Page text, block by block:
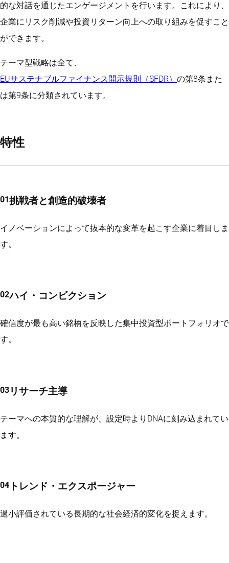
的な対話を通じたエンゲージメントを行います。これにより、
企業にリスク削減や投資リターン向上への取り組みを促すこと
ができます。
テーマ型戦略は全て、
EUサステナブルファイナンス開示規則（SFDR） の第8条また
は第9条に分類されています。
特性
挑戦者と創造的破壊者
イノベーションによって抜本的な変革を起こす企業に着目しま
す。
ハイ・コンビクション
確信度が最も高い銘柄を反映した集中投資型ポートフォリオで
す。
リサーチ主導
テーマへの本質的な理解が、設定時よりDNAに刻み込まれてい
ます。
トレンド・エクスポージャー
過小評価されている長期的な社会経済的変化を捉えます。